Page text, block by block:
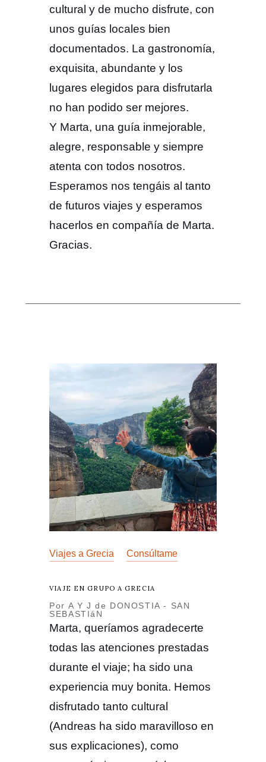
cultural y de mucho disfrute, con
unos guías locales bien
documentados. La gastronomía,
exquisita, abundante y los
lugares elegidos para disfrutarla
no han podido ser mejores.
Y Marta, una guía inmejorable,
alegre, responsable y siempre
atenta con todos nosotros.
Esperamos nos tengáis al tanto
de futuros viajes y esperamos
hacerlos en compañía de Marta.
Gracias.
Viajes a Grecia Consúltame
VIAJE EN GRUPO A GRECIA
Por A Y J de DONOSTIA - SAN
SEBASTIáN
Marta, queríamos agradecerte
todas las atenciones prestadas
durante el viaje; ha sido una
experiencia muy bonita. Hemos
disfrutado tanto cultural
(Andreas ha sido maravilloso en
sus explicaciones), como